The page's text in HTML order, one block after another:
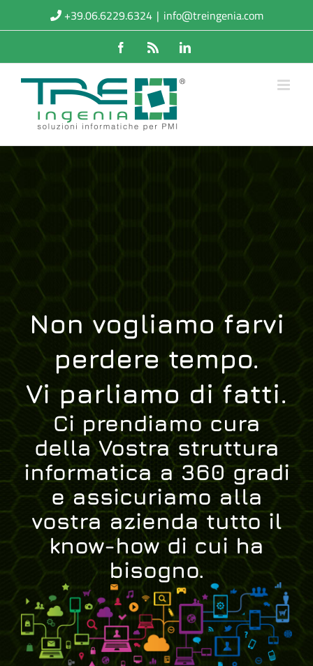
al
contenuto
+39.06.6229.6324 | info@treingenia.com
Facebook LinkedIn
Non vogliamo farvi
perdere tempo.
Vi parliamo di fatti.
Ci prendiamo cura
della Vostra struttura
informatica a 360 gradi
e assicuriamo alla
vostra azienda tutto il
know-how di cui ha
bisogno.